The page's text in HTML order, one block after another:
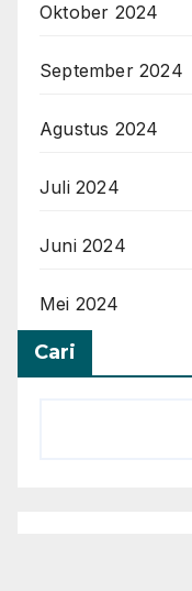
Oktober 2024
September 2024
Agustus 2024
Juli 2024
Juni 2024
Mei 2024
Cari